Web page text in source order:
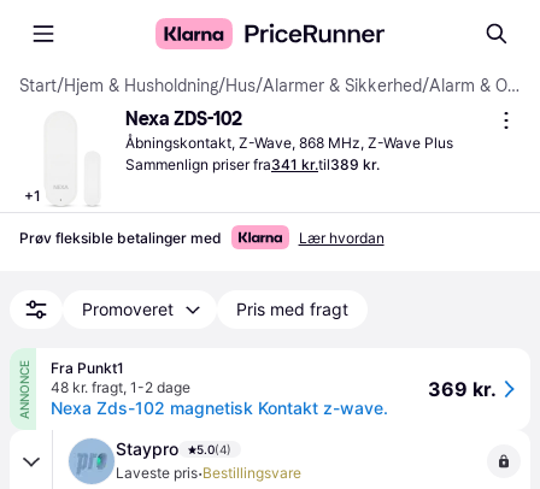
Start/Hjem & Husholdning/Hus/Alarmer & Sikkerhed/ Alarm & Overvågning
+1
Nexa ZDS-102
Åbningskontakt, Z-Wave, 868 MHz, Z-Wave Plus
Sammenlign priser fra341 kr.til389 kr.
Prøv fleksible betalinger med Lær hvordan
Promoveret Pris med fragt
ANNONCE
Fra Punkt1
48 kr. fragt, 1-2 dage
Nexa Zds-102 magnetisk Kontakt z-wave.
369 kr.
Staypro 5.0(4)
Laveste pris·Bestillingsvare